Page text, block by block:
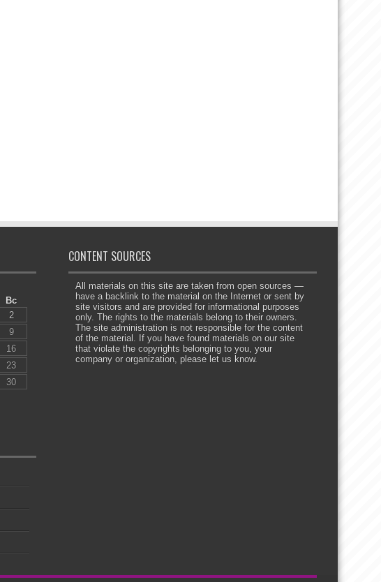
Вс
2
9
16
23
30
CONTENT SOURCES
All materials on this site are taken from open sources —
have a backlink to the material on the Internet or sent by
site visitors and are provided for informational purposes
only. The rights to the materials belong to their owners.
The site administration is not responsible for the content
of the material. If you have found materials on our site
that violate the copyrights belonging to you, your
company or organization, please let us know.